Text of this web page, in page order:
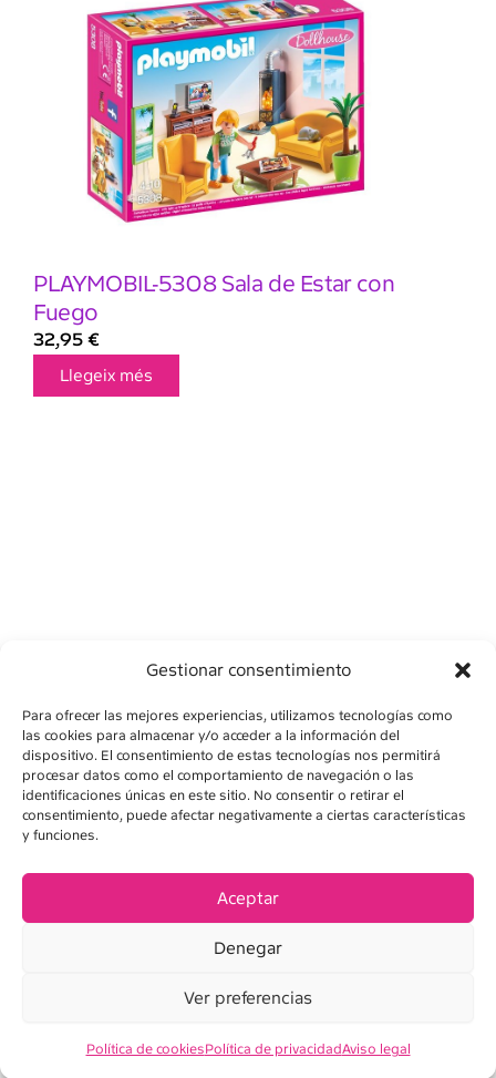
Gestionar consentimiento
Para ofrecer las mejores experiencias, utilizamos tecnologías como
las cookies para almacenar y/o acceder a la información del
dispositivo. El consentimiento de estas tecnologías nos permitirá
procesar datos como el comportamiento de navegación o las
identificaciones únicas en este sitio. No consentir o retirar el
consentimiento, puede afectar negativamente a ciertas características
y funciones.
Aceptar
Denegar
Ver preferencias
Política de cookiesPolítica de privacidadAviso legal
PLAYMOBIL-5308 Sala de Estar con
Fuego
32,95 €
Llegeix més
AVÍS LEGAL
POLÍTICA DE PRIVADESA
CONDICIONS DE VENDA